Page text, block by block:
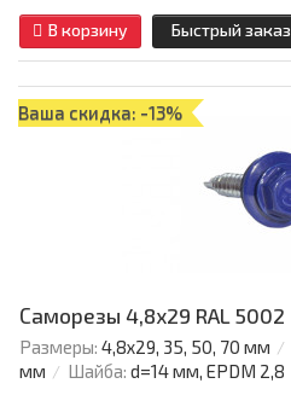
В корзину Быстрый заказ
Ваша скидка: -13%
Саморезы 4,8х29 RAL 5002
Размеры: 4,8х29, 35, 50, 70 мм
мм
Шайба: d=14 мм, EPDM 2,8